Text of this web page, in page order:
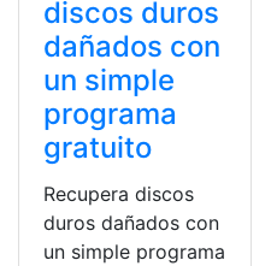
discos duros
dañados con
un simple
programa
gratuito
Recupera discos
duros dañados con
un simple programa